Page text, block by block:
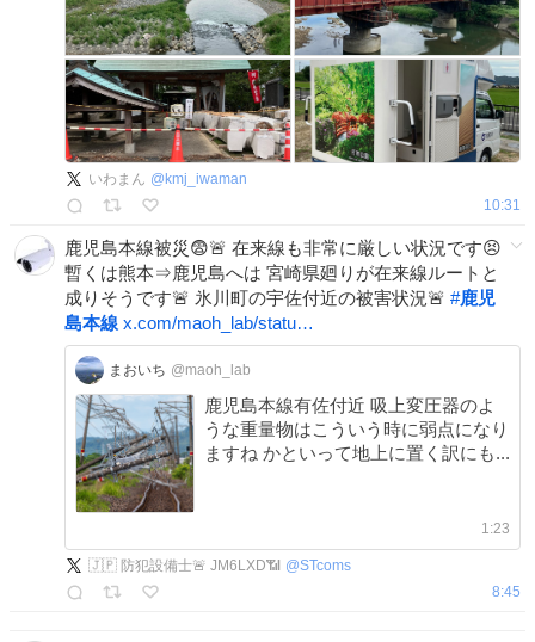
いわまん @ kmj_iwaman
10:31
鹿児島本線被災😨🚨 在来線も非常に厳しい状況です😣
暫くは熊本⇒鹿児島へは 宮崎県廻りが在来線ルートと
成りそうです🚨 氷川町の宇佐付近の被害状況🚨 #鹿児
島本線 x.com/maoh_lab/statu…
まおいち @maoh_lab
鹿児島本線有佐付近 吸上変圧器のよ
うな重量物はこういう時に弱点になり
ますね かといって地上に置く訳にも...
1:23
🇯🇵 防犯設備士🚨 JM6LXD📶 @STcoms
8:45